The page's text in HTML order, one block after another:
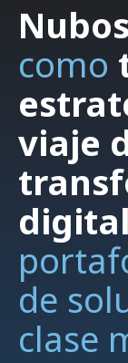
como
viaje
digital
de
clase